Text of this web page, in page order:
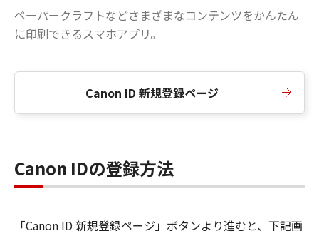
ペーパークラフトなどさまざまなコンテンツをかんたん
に印刷できるスマホアプリ。
Canon ID 新規登録ページ
Canon IDの登録方法
「Canon ID 新規登録ページ」ボタンより進むと、下記画